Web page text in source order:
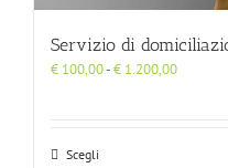
Servizio di
€ 100,00-€ 1.200,00Fascia
Scegli